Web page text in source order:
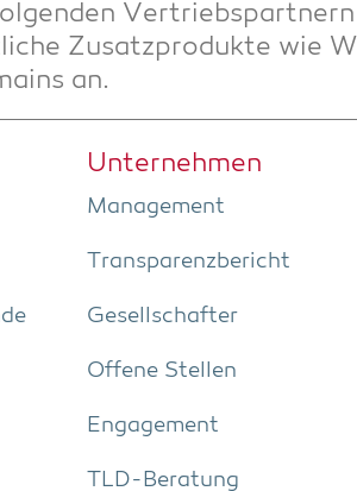
Ver­triebs­part­nern
Zusatz­pro­duk­te wie
an.
Unter­neh­men
Manage­ment
Trans­pa­renz­be­richt
Gesell­schaf­ter
Offe­ne Stellen
Enga­ge­ment
TLD-Bera­tung